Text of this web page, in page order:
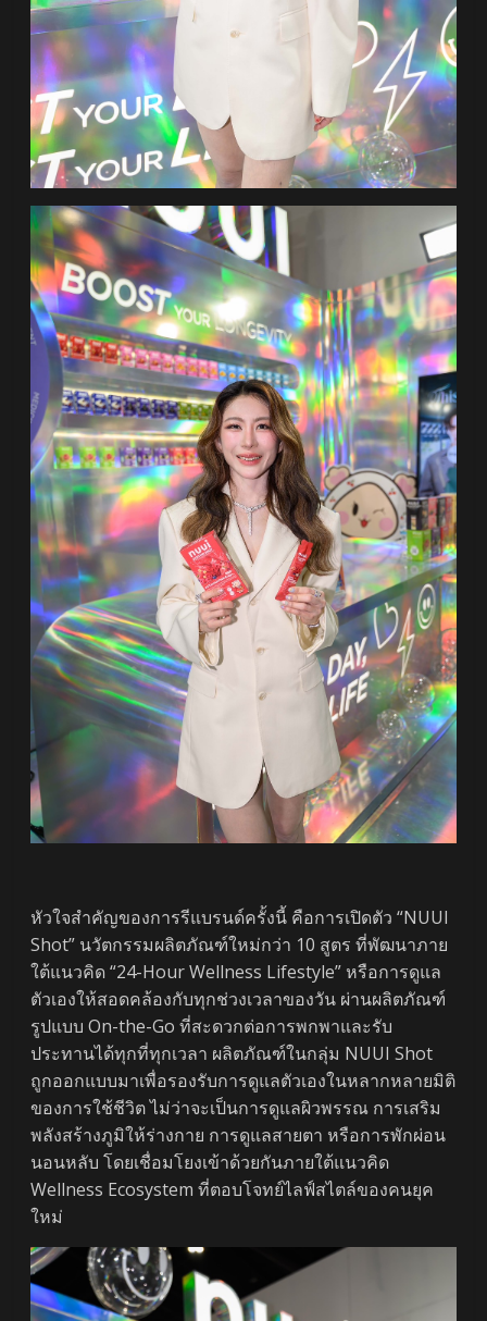
หัวใจสำคัญของการรีแบรนด์ครั้งนี้ คือการเปิดตัว “NUUI
Shot” นวัตกรรมผลิตภัณฑ์ใหม่กว่า 10 สูตร ที่พัฒนาภาย
ใต้แนวคิด “24-Hour Wellness Lifestyle” หรือการดูแล
ตัวเองให้สอดคล้องกับทุกช่วงเวลาของวัน ผ่านผลิตภัณฑ์
รูปแบบ On-the-Go ที่สะดวกต่อการพกพาและรับ
ประทานได้ทุกที่ทุกเวลา ผลิตภัณฑ์ในกลุ่ม NUUI Shot
ถูกออกแบบมาเพื่อรองรับการดูแลตัวเองในหลากหลายมิติ
ของการใช้ชีวิต ไม่ว่าจะเป็นการดูแลผิวพรรณ การเสริม
พลังสร้างภูมิให้ร่างกาย การดูแลสายตา หรือการพักผ่อน
นอนหลับ โดยเชื่อมโยงเข้าด้วยกันภายใต้แนวคิด
Wellness Ecosystem ที่ตอบโจทย์ไลฟ์สไตล์ของคนยุค
ใหม่